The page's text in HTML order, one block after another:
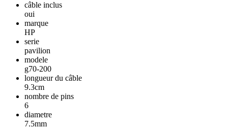
câble inclus
oui
marque
HP
serie
pavilion
modele
g70-200
longueur du câble
9.3cm
nombre de pins
6
diametre
7.5mm